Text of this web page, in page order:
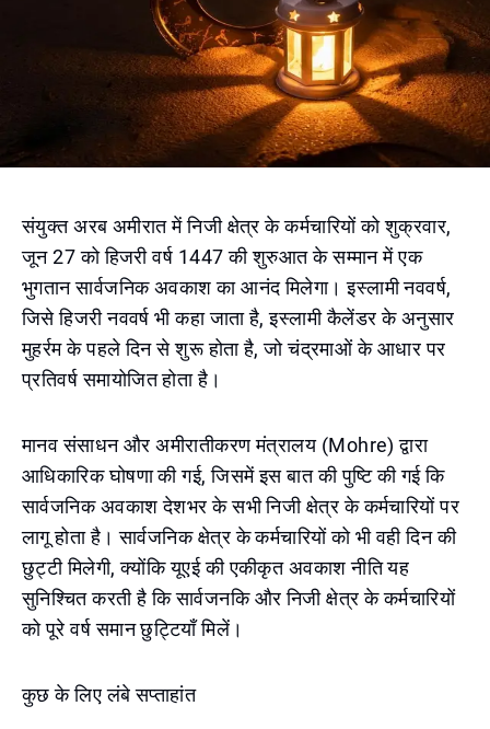
संयुक्त अरब अमीरात में निजी क्षेत्र के कर्मचारियों को शुक्रवार,
जून 27 को हिजरी वर्ष 1447 की शुरुआत के सम्मान में एक
भुगतान सार्वजनिक अवकाश का आनंद मिलेगा। इस्लामी नववर्ष,
जिसे हिजरी नववर्ष भी कहा जाता है, इस्लामी कैलेंडर के अनुसार
मुहर्रम के पहले दिन से शुरू होता है, जो चंद्रमाओं के आधार पर
प्रतिवर्ष समायोजित होता है।
मानव संसाधन और अमीरातीकरण मंत्रालय (Mohre) द्वारा
आधिकारिक घोषणा की गई, जिसमें इस बात की पुष्टि की गई कि
सार्वजनिक अवकाश देशभर के सभी निजी क्षेत्र के कर्मचारियों पर
लागू होता है। सार्वजनिक क्षेत्र के कर्मचारियों को भी वही दिन की
छुट्टी मिलेगी, क्योंकि यूएई की एकीकृत अवकाश नीति यह
सुनिश्चित करती है कि सार्वजनकि और निजी क्षेत्र के कर्मचारियों
को पूरे वर्ष समान छुट्टियाँ मिलें।
कुछ के लिए लंबे सप्ताहांत